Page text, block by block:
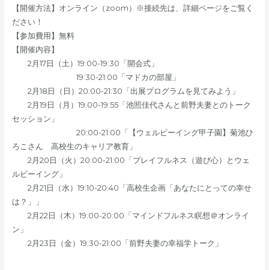
【開催方法】オンライン（zoom）※接続先は、詳細ページをご覧く
ださい！
【参加費用】無料
【開催内容】
2月17日（土）19:00-19:30「開会式」
19:30-21:00「マドカの部屋」
2月18日（日）20:00-21:30「出展プログラムを見てみよう」
2月19日（月）19:00-19:55「池照佳代さんと前野夫妻とのトーク
セッション」
20:00-21:00「【ウェルビーイング甲子園】菊池ひ
ろこさん 高校生のキャリア教育」
2月20日（火）20:00-21:00「プレイフルネス（遊び心）とウェ
ルビーイング」
2月21日（水）19:10-20:40「高校生企画「あなたにとっての幸せ
は？」」
2月22日（木）19:00-20:00「マインドフルネス瞑想＠オンライ
ン」
2月23日（金）19:30-21:00「前野夫妻の幸福学トーク」